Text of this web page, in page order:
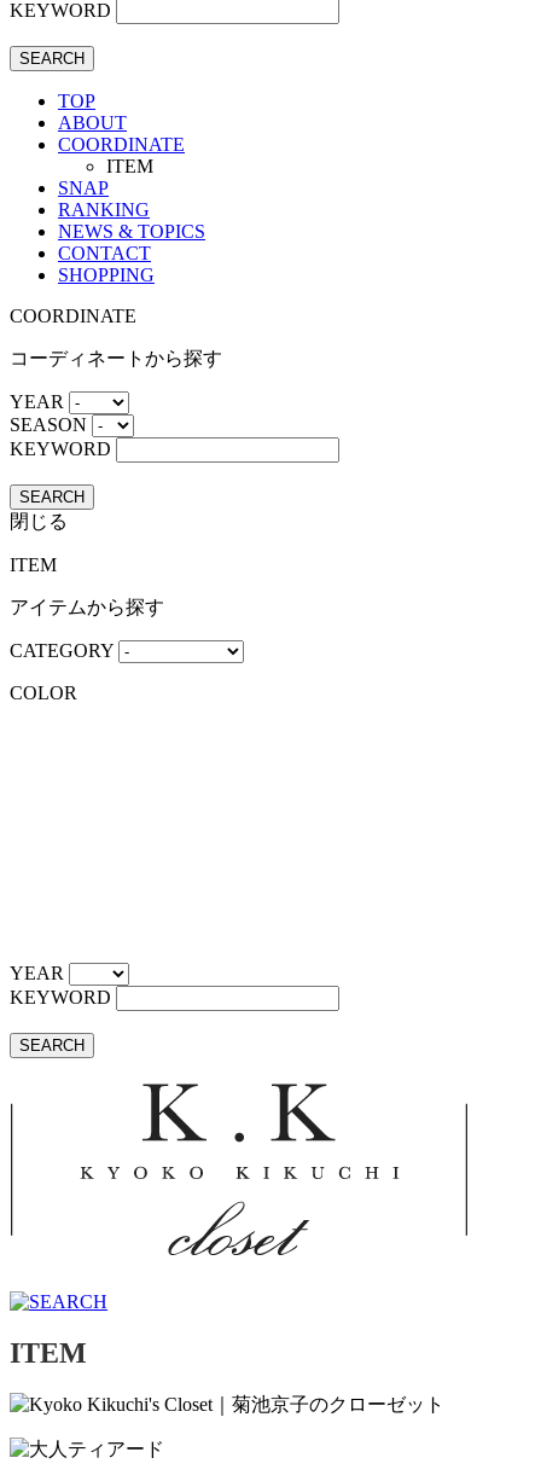
KEYWORD
SEARCH
TOP
ABOUT
COORDINATE
ITEM
SNAP
RANKING
NEWS & TOPICS
CONTACT
SHOPPING
COORDINATE
コーディネートから探す
YEAR
SEASON
KEYWORD
SEARCH
閉じる
ITEM
アイテムから探す
CATEGORY
COLOR
YEAR
KEYWORD
SEARCH
ITEM